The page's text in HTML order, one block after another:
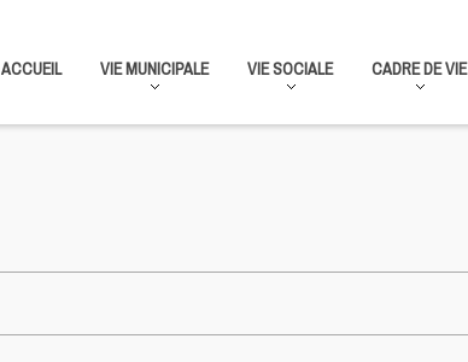
ACCUEIL VIE MUNICIPALE VIE SOCIALE CADRE DE VIE